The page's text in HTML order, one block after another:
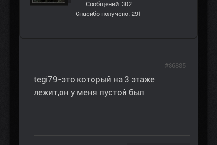
Сообщений: 302
Спасибо получено: 291
tegi79-это который на 3 этаже
лежит,он у меня пустой был
#86885